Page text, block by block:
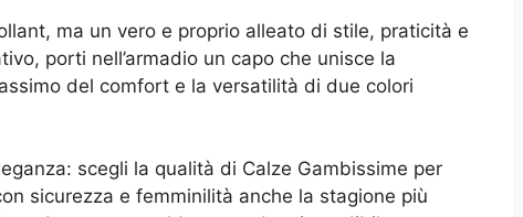
ma un vero e proprio alleato di stile, praticità e
porti nell’armadio un capo che unisce la
del comfort e la versatilità di due colori
scegli la qualità di Calze Gambissime per
sicurezza e femminilità anche la stagione più